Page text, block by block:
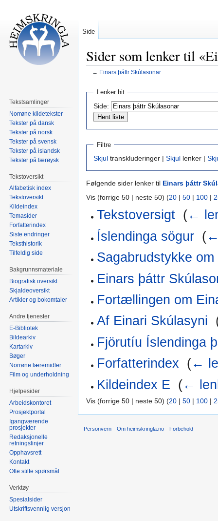
Sider som lenker til
← Einars þáttr Skúlasonar
Hopp
navigering
Hopp
søk
Lenker hit
Side:
Filtre
Skjul transkluderinger | Skjul lenker |
Følgende sider lenker til Einars þáttr
Vis (forrige 50 | neste 50) (20 | 50 | 100 |
Tekstoversigt (←
Íslendinga sögur (
Sagabrudstykke
Einars þáttr
Fortællingen om
Af Einari Skúlasyni
Fjörutíu Íslendinga
Forfatterindex (←
Kildeindex E (←
Vis (forrige 50 | neste 50) (20 | 50 | 100 |
Side
Tekstsamlinger
Norrøne kildetekster
Tekster på dansk
Tekster på norsk
Tekster på svensk
Tekster på islandsk
Tekster på færøysk
Tekstoversikt
Alfabetisk index
Tekstoversikt
Kildeindex
Temasider
Forfatterindex
Siste endringer
Teksthistorik
Tilfeldig side
Bakgrunnsmateriale
Biografisk oversikt
Skjaldeoversikt
Artikler og bokomtaler
Andre tjenester
E-Bibliotek
Bildearkiv
Kartarkiv
Bøger
Norrøne læremidler
Film og underholdning
Hjelpesider
Arbeidskontoret
Prosjektportal
Igangværende
prosjekter
Redaksjonelle
retningslinjer
Opphavsrett
Kontakt
Ofte stilte spørsmål
Verktøy
Spesialsider
Utskriftsvennlig versjon
Personvern Om heimskringla.no Forbehold